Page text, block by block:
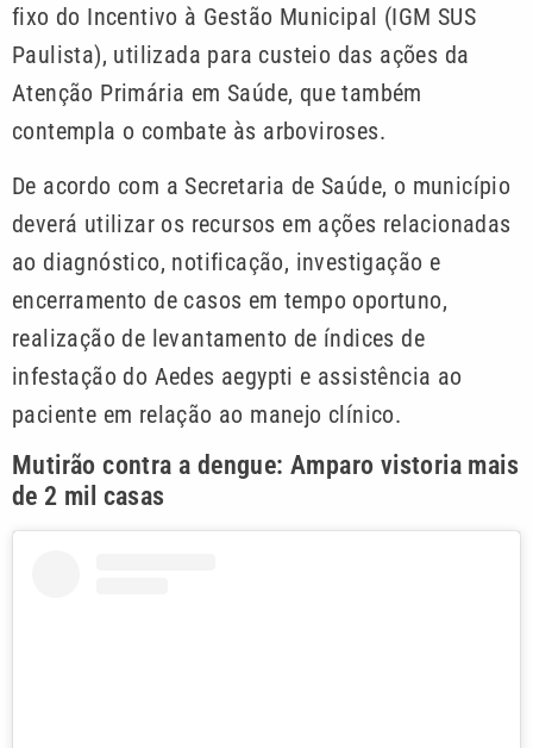
fixo do Incentivo à Gestão Municipal (IGM SUS
Paulista), utilizada para custeio das ações da
Atenção Primária em Saúde, que também
contempla o combate às arboviroses.
De acordo com a Secretaria de Saúde, o município
deverá utilizar os recursos em ações relacionadas
ao diagnóstico, notificação, investigação e
encerramento de casos em tempo oportuno,
realização de levantamento de índices de
infestação do Aedes aegypti e assistência ao
paciente em relação ao manejo clínico.
Mutirão contra a dengue: Amparo vistoria mais
de 2 mil casas